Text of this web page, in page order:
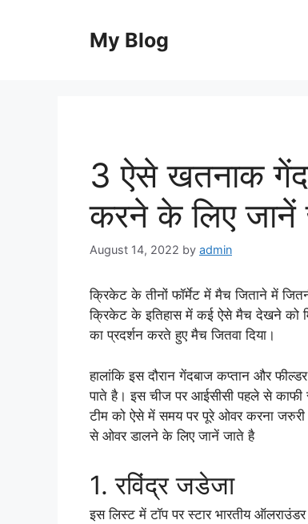
My Blog
3 ऐसे खतनाक
करने के लिए जानें
August 14, 2022 by admin
क्रिकेट के तीनों फॉर्मेट में मैच जिताने में
क्रिकेट के इतिहास में कई ऐसे मैच देखने को
का प्रदर्शन करते हुए मैच जितवा दिया।
हालांकि इस दौरान गेंदबाज कप्तान और
पाते है। इस चीज पर आईसीसी पहले से काफी
टीम को ऐसे में समय पर पूरे ओवर करना
से ओवर डालने के लिए जानें जाते है
1. रविंद्र जडेजा
इस लिस्ट में टॉप पर स्टार भारतीय